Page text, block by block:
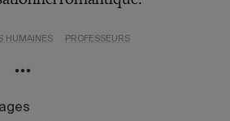
HUMAINES PROFESSEURS